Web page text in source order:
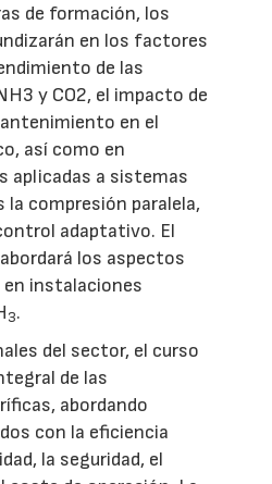
de formación, los
en los factores
de las
y CO2, el impacto de
en el
así como en
aplicadas a sistemas
la compresión paralela,
adaptativo. El
los aspectos
instalaciones
3.
del sector, el curso
de las
abordando
con la eficiencia
la seguridad, el